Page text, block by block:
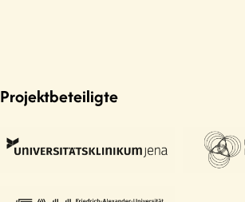
Projektbeteiligte